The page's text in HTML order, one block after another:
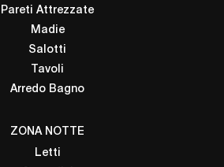
Pareti Attrezzate
Madie
Salotti
Tavoli
Arredo Bagno
ZONA NOTTE
Letti